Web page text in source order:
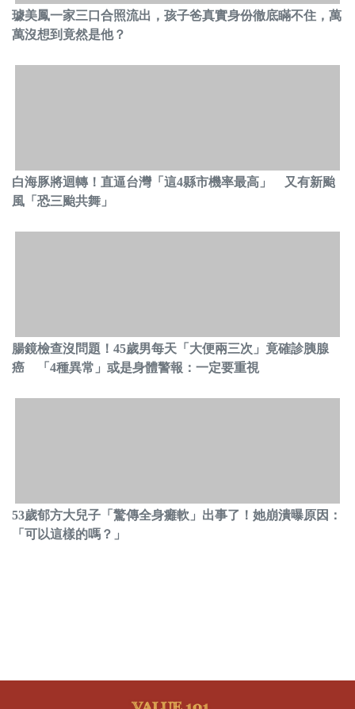
璩美鳳一家三口合照流出，孩子爸真實身份徹底瞞不住，萬
萬沒想到竟然是他？
白海豚將迴轉！直逼台灣「這4縣市機率最高」 又有新颱
風「恐三颱共舞」
腸鏡檢查沒問題！45歲男每天「大便兩三次」竟確診胰腺
癌 「4種異常」或是身體警報：一定要重視
53歲郁方大兒子「驚傳全身癱軟」出事了！她崩潰曝原因：
「可以這樣的嗎？」